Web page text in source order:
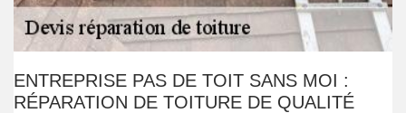
ENTREPRISE PAS DE TOIT SANS MOI :
RÉPARATION DE TOITURE DE QUALITÉ